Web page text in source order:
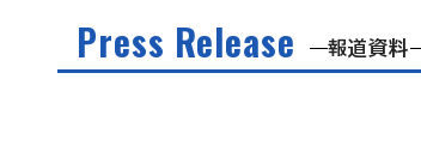
Press Release 報道資料